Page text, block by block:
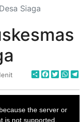
Siaga
Share
the server or
is not supported.